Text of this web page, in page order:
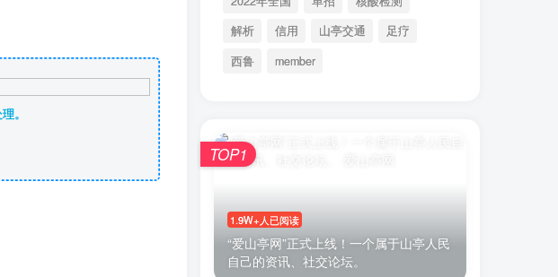
。
解析
信用 山亭交通
足疗
西鲁
member
1.9W+人已阅读
“爱山亭网”正式上线！一个属于山亭人民
自己的资讯、社交论坛。
TOP1